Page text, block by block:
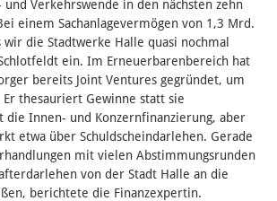
Verkehrswende in den nächsten zehn
einem Sachanlagevermögen von 1,3 Mrd.
wir die Stadtwerke Halle quasi nochmal
ein. Im Erneuerbarenbereich hat
bereits Joint Ventures gegründet, um
Er thesauriert Gewinne statt sie
die Innen- und Konzernfinanzierung, aber
etwa über Schuldscheindarlehen. Gerade
mit vielen Abstimmungsrunden
von der Stadt Halle an die
berichtete die Finanzexpertin.